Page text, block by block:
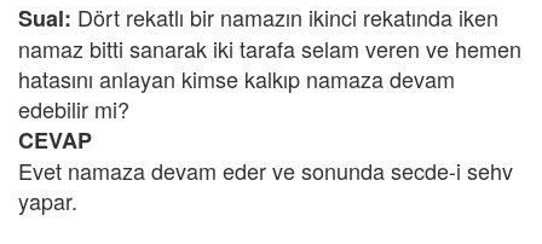
Sual: Dört rekatlı bir namazın ikinci rekatında iken
namaz bitti sanarak iki tarafa selam veren ve hemen
hatasını anlayan kimse kalkıp namaza devam
edebilir mi?
CEVAP
Evet namaza devam eder ve sonunda secde-i sehv
yapar.